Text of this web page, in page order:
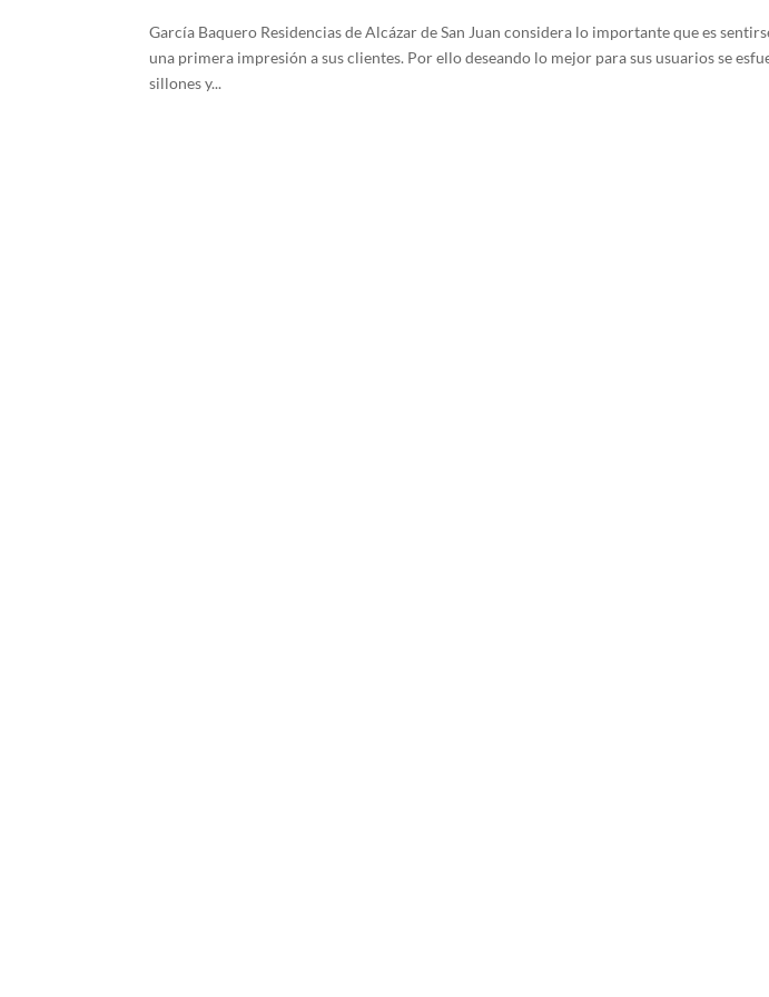
García Baquero Residencias de Alcázar de San Juan considera lo importante que es
una primera impresión a sus clientes. Por ello deseando lo mejor para sus usuarios se
sillones y...